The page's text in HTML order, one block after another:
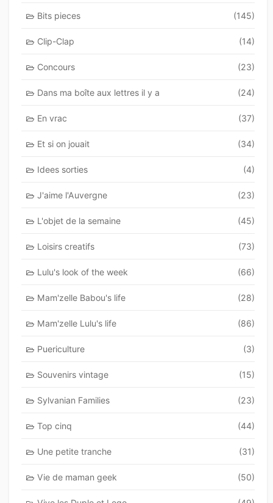
Bits pieces (145)
Clip-Clap (14)
Concours (23)
Dans ma boîte aux lettres il y a (24)
En vrac (37)
Et si on jouait (34)
Idees sorties (4)
J'aime l'Auvergne (23)
L'objet de la semaine (45)
Loisirs creatifs (73)
Lulu's look of the week (66)
Mam'zelle Babou's life (28)
Mam'zelle Lulu's life (86)
Puericulture (3)
Souvenirs vintage (15)
Sylvanian Families (23)
Top cinq (44)
Une petite tranche (31)
Vie de maman geek (50)